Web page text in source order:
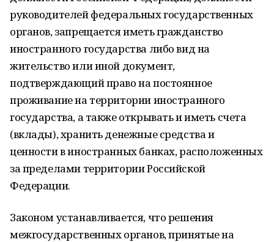
руководителей федеральных государственных
органов, запрещается иметь гражданство
иностранного государства либо вид на
жительство или иной документ,
подтверждающий право на постоянное
проживание на территории иностранного
государства, а также открывать и иметь счета
(вклады), хранить денежные средства и
ценности в иностранных банках, расположенных
за пределами территории Российской
Федерации.
Законом устанавливается, что решения
межгосударственных органов, принятые на